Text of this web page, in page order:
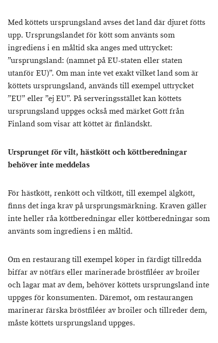
Med köttets ursprungsland avses det land där djuret fötts
upp. Ursprungslandet för kött som använts som
ingrediens i en måltid ska anges med uttrycket:
”ursprungsland: (namnet på EU-staten eller staten
utanför EU)”. Om man inte vet exakt vilket land som är
köttets ursprungsland, används till exempel uttrycket
”EU” eller ”ej EU”. På serveringsstället kan köttets
ursprungsland uppges också med märket Gott från
Finland som visar att köttet är finländskt.
Ursprunget för vilt, hästkött och köttberedningar
behöver inte meddelas
För hästkött, renkött och viltkött, till exempel älgkött,
finns det inga krav på ursprungsmärkning. Kraven gäller
inte heller råa köttberedningar eller köttberedningar som
använts som ingrediens i en måltid.
Om en restaurang till exempel köper in färdigt tillredda
biffar av nötfärs eller marinerade bröstfiléer av broiler
och lagar mat av dem, behöver köttets ursprungsland inte
uppges för konsumenten. Däremot, om restaurangen
marinerar färska bröstfiléer av broiler och tillreder dem,
måste köttets ursprungsland uppges.